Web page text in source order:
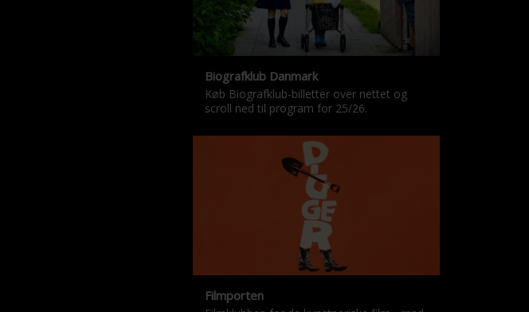
Biografklub Danmark
Køb Biografklub-billetter over nettet og
scroll ned til program for 25/26.
Filmporten